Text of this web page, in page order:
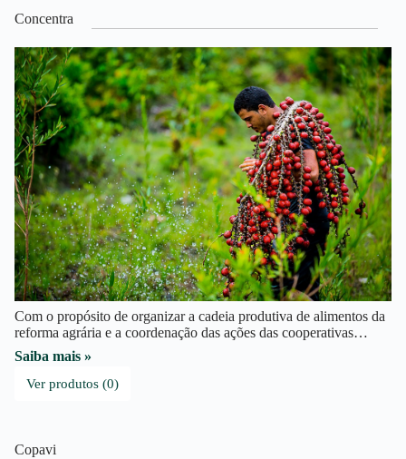
Concentra
Com o propósito de organizar a cadeia produtiva de alimentos da
reforma agrária e a coordenação das ações das cooperativas…
Saiba mais »
Ver produtos (0)
Copavi